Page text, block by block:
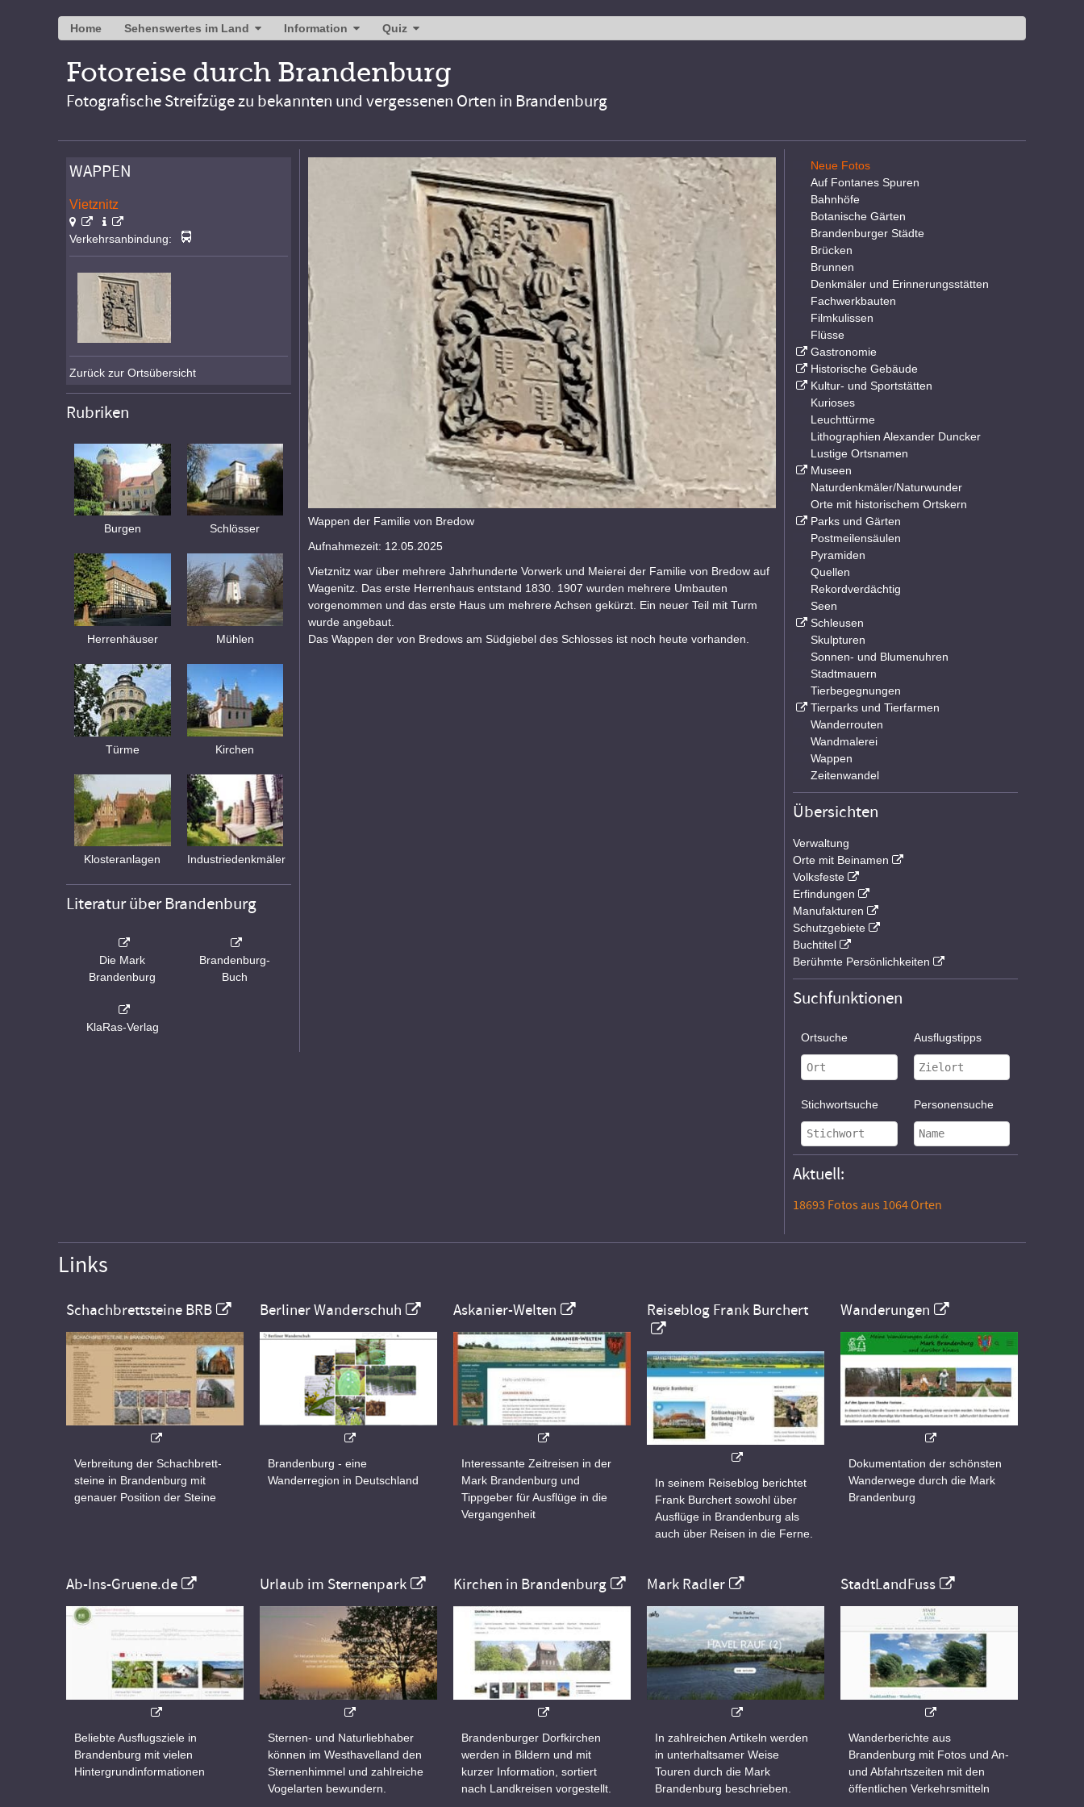
Home Sehenswertes im Land Information Quiz
Fotoreise durch Brandenburg
Fotografische Streifzüge zu bekannten und vergessenen Orten in Brandenburg
Wappen der Familie von Bredow
Aufnahmezeit: 12.05.2025
Vietznitz war über mehrere Jahrhunderte Vorwerk und Meierei der Familie von Bredow auf
Wagenitz. Das erste Herrenhaus entstand 1830. 1907 wurden mehrere Umbauten
vorgenommen und das erste Haus um mehrere Achsen gekürzt. Ein neuer Teil mit Turm
wurde angebaut.
Das Wappen der von Bredows am Südgiebel des Schlosses ist noch heute vorhanden.
WAPPEN
Vietznitz
Verkehrsanbindung:
Zurück zur Ortsübersicht
Rubriken
Burgen Schlösser
Herrenhäuser Mühlen
Türme Kirchen
Klosteranlagen Industriedenkmäler
Literatur über Brandenburg
Die Mark
Brandenburg
Brandenburg-
Buch
KlaRas-Verlag
Neue Fotos
Auf Fontanes Spuren
Bahnhöfe
Botanische Gärten
Brandenburger Städte
Brücken
Brunnen
Denkmäler und Erinnerungsstätten
Fachwerkbauten
Filmkulissen
Flüsse
Gastronomie
Historische Gebäude
Kultur- und Sportstätten
Kurioses
Leuchttürme
Lithographien Alexander Duncker
Lustige Ortsnamen
Museen
Naturdenkmäler/Naturwunder
Orte mit historischem Ortskern
Parks und Gärten
Postmeilensäulen
Pyramiden
Quellen
Rekordverdächtig
Seen
Schleusen
Skulpturen
Sonnen- und Blumenuhren
Stadtmauern
Tierbegegnungen
Tierparks und Tierfarmen
Wanderrouten
Wandmalerei
Wappen
Zeitenwandel
Übersichten
Verwaltung
Orte mit Beinamen
Volksfeste
Erfindungen
Manufakturen
Schutzgebiete
Buchtitel
Berühmte Persönlichkeiten
Suchfunktionen
Ortsuche Ausflugstipps
Stichwortsuche Personensuche
Aktuell:
18693 Fotos aus 1064 Orten
Links
Schachbrettsteine BRB
Verbreitung der Schachbrett-
steine in Brandenburg mit
genauer Position der Steine
Berliner Wanderschuh
Brandenburg - eine
Wanderregion in Deutschland
Askanier-Welten
Interessante Zeitreisen in der
Mark Brandenburg und
Tippgeber für Ausflüge in die
Vergangenheit
Reiseblog Frank Burchert
In seinem Reiseblog berichtet
Frank Burchert sowohl über
Ausflüge in Brandenburg als
auch über Reisen in die Ferne.
Wanderungen
Dokumentation der schönsten
Wanderwege durch die Mark
Brandenburg
Ab-Ins-Gruene.de
Beliebte Ausflugsziele in
Brandenburg mit vielen
Hintergrundinformationen
Urlaub im Sternenpark
Sternen- und Naturliebhaber
können im Westhavelland den
Sternenhimmel und zahlreiche
Vogelarten bewundern.
Kirchen in Brandenburg
Brandenburger Dorfkirchen
werden in Bildern und mit
kurzer Information, sortiert
nach Landkreisen vorgestellt.
Mark Radler
In zahlreichen Artikeln werden
in unterhaltsamer Weise
Touren durch die Mark
Brandenburg beschrieben.
StadtLandFuss
Wanderberichte aus
Brandenburg mit Fotos und An-
und Abfahrtszeiten mit den
öffentlichen Verkehrsmitteln